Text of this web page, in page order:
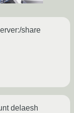
share
delaesh